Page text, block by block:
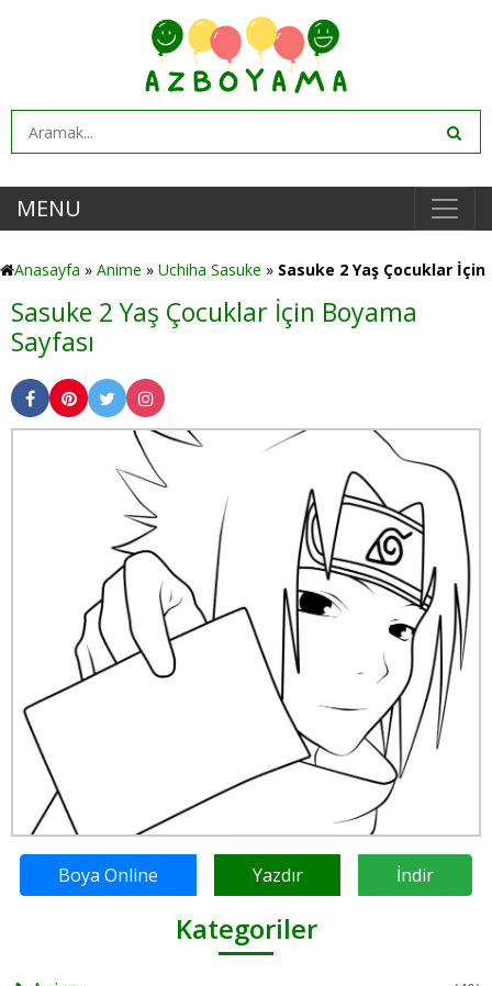
MENU
Anasayfa » Anime » Uchiha Sasuke » Sasuke 2 Yaş Çocuklar İçin
Sasuke 2 Yaş Çocuklar İçin Boyama
Sayfası
Boya Online Yazdır İndir
Kategoriler